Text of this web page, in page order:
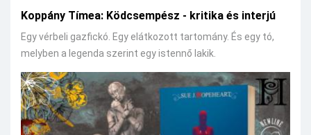
Koppány Tímea: Ködcsempész - kritika és interjú
Egy vérbeli gazfickó. Egy elátkozott tartomány. És egy tó,
melyben a legenda szerint egy istennő lakik.